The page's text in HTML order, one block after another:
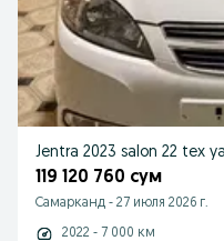
Jentra 2023 salon 22 tex
119 120 760 сум
Самарканд - 27 июля 2026 г.
2022 - 7 000 км